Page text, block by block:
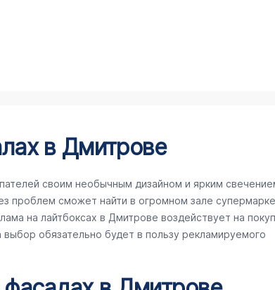
в Дмитрове
своим необычным дизайном и ярким
проблем сможет найти в огромном зале
на лайтбоксах в Дмитрове воздействует на
обязательно будет в пользу рекламируемого